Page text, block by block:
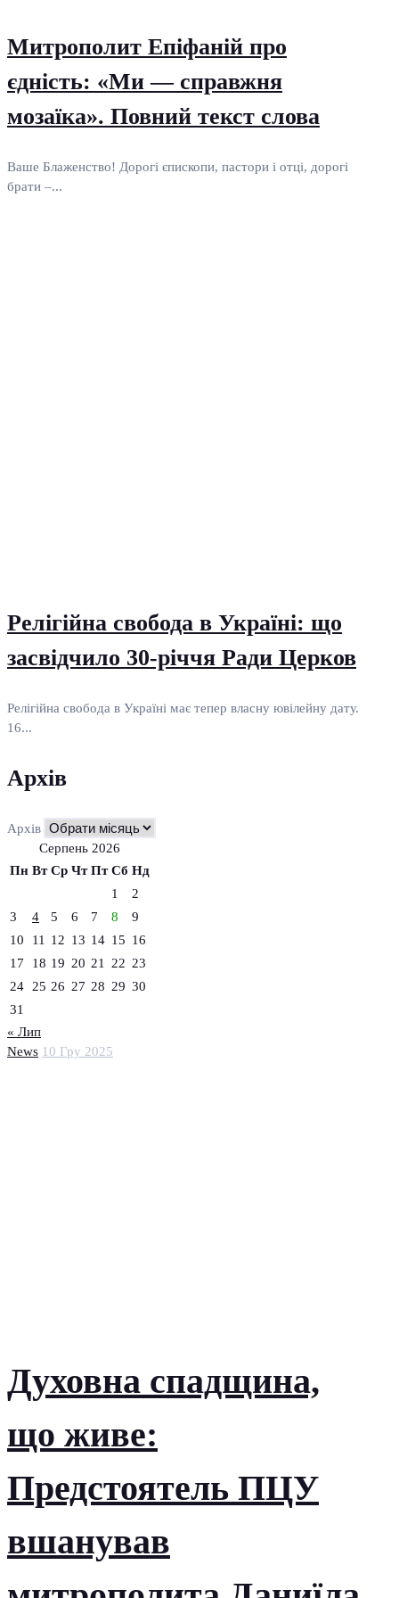
News 10 Гру 2025
Духовна спадщина,
що живе:
Предстоятель ПЦУ
вшанував
Митрополит Епіфаній про
єдність: «Ми — справжня
мозаїка». Повний текст слова
Ваше Блаженство! Дорогі єпископи, пастори і отці, дорогі
брати –...
Релігійна свобода в Україні: що
засвідчило 30-річчя Ради Церков
Релігійна свобода в Україні має тепер власну ювілейну дату.
16...
Архів
Архів
Серпень 2026
Пн Вт Ср Чт Пт Сб Нд
1
2
3
4 5 6 7 8
9
10
11 12 13 14 15 16
17
18 19 20 21 22 23
24
25 26 27 28 29 30
31
« Лип